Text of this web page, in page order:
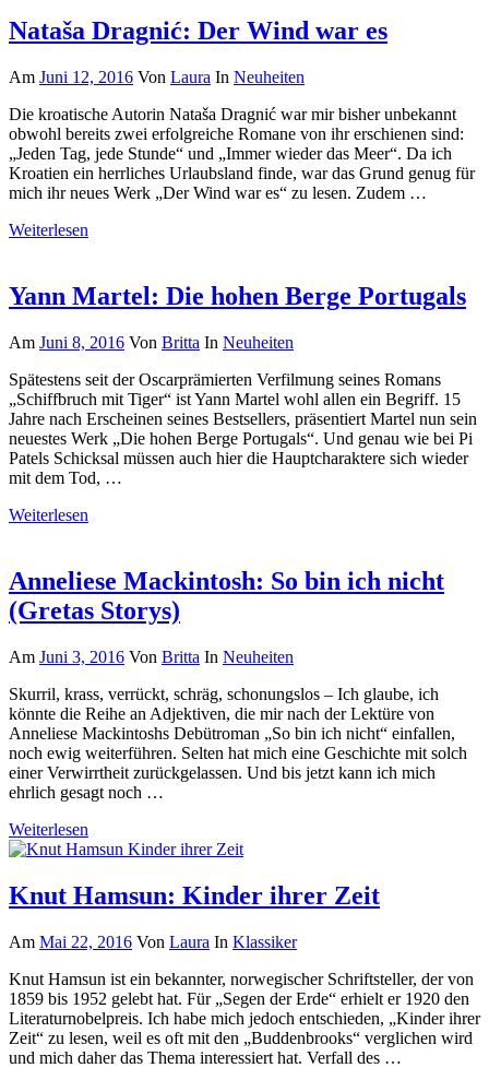
Nataša Dragnić: Der Wind war es
Am Juni 12, 2016 Von Laura In Neuheiten
Die kroatische Autorin Nataša Dragnić war mir bisher unbekannt
obwohl bereits zwei erfolgreiche Romane von ihr erschienen sind:
„Jeden Tag, jede Stunde“ und „Immer wieder das Meer“. Da ich
Kroatien ein herrliches Urlaubsland finde, war das Grund genug für
mich ihr neues Werk „Der Wind war es“ zu lesen. Zudem …
Weiterlesen
Yann Martel: Die hohen Berge Portugals
Am Juni 8, 2016 Von Britta In Neuheiten
Spätestens seit der Oscarprämierten Verfilmung seines Romans
„Schiffbruch mit Tiger“ ist Yann Martel wohl allen ein Begriff. 15
Jahre nach Erscheinen seines Bestsellers, präsentiert Martel nun sein
neuestes Werk „Die hohen Berge Portugals“. Und genau wie bei Pi
Patels Schicksal müssen auch hier die Hauptcharaktere sich wieder
mit dem Tod, …
Weiterlesen
Anneliese Mackintosh: So bin ich nicht
(Gretas Storys)
Am Juni 3, 2016 Von Britta In Neuheiten
Skurril, krass, verrückt, schräg, schonungslos – Ich glaube, ich
könnte die Reihe an Adjektiven, die mir nach der Lektüre von
Anneliese Mackintoshs Debütroman „So bin ich nicht“ einfallen,
noch ewig weiterführen. Selten hat mich eine Geschichte mit solch
einer Verwirrtheit zurückgelassen. Und bis jetzt kann ich mich
ehrlich gesagt noch …
Weiterlesen
Knut Hamsun: Kinder ihrer Zeit
Am Mai 22, 2016 Von Laura In Klassiker
Knut Hamsun ist ein bekannter, norwegischer Schriftsteller, der von
1859 bis 1952 gelebt hat. Für „Segen der Erde“ erhielt er 1920 den
Literaturnobelpreis. Ich habe mich jedoch entschieden, „Kinder ihrer
Zeit“ zu lesen, weil es oft mit den „Buddenbrooks“ verglichen wird
und mich daher das Thema interessiert hat. Verfall des …